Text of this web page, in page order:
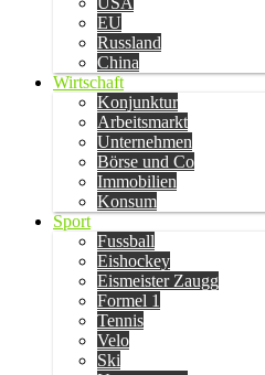
EU
Russland
China
Wirtschaft
Konjunktur
Arbeitsmarkt
Unternehmen
Börse und Co
Immobilien
Konsum
Sport
Fussball
Eishockey
Eismeister Zaugg
Formel 1
Tennis
Velo
Ski